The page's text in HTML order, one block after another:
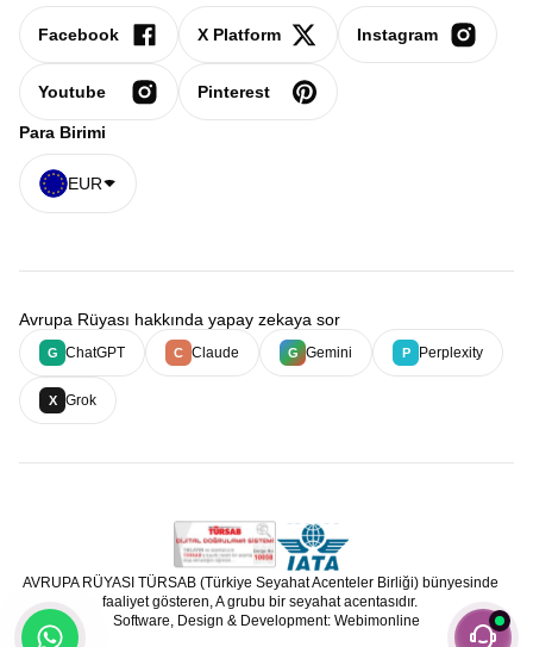
Facebook X Platform Instagram
Youtube Pinterest
Para Birimi
EUR
Avrupa Rüyası hakkında yapay zekaya sor
G ChatGPT C Claude G Gemini P Perplexity
X Grok
AVRUPA RÜYASI TÜRSAB (Türkiye Seyahat Acenteler Birliği) bünyesinde
faaliyet gösteren, A grubu bir seyahat acentasıdır.
Software, Design & Development: Webimonline